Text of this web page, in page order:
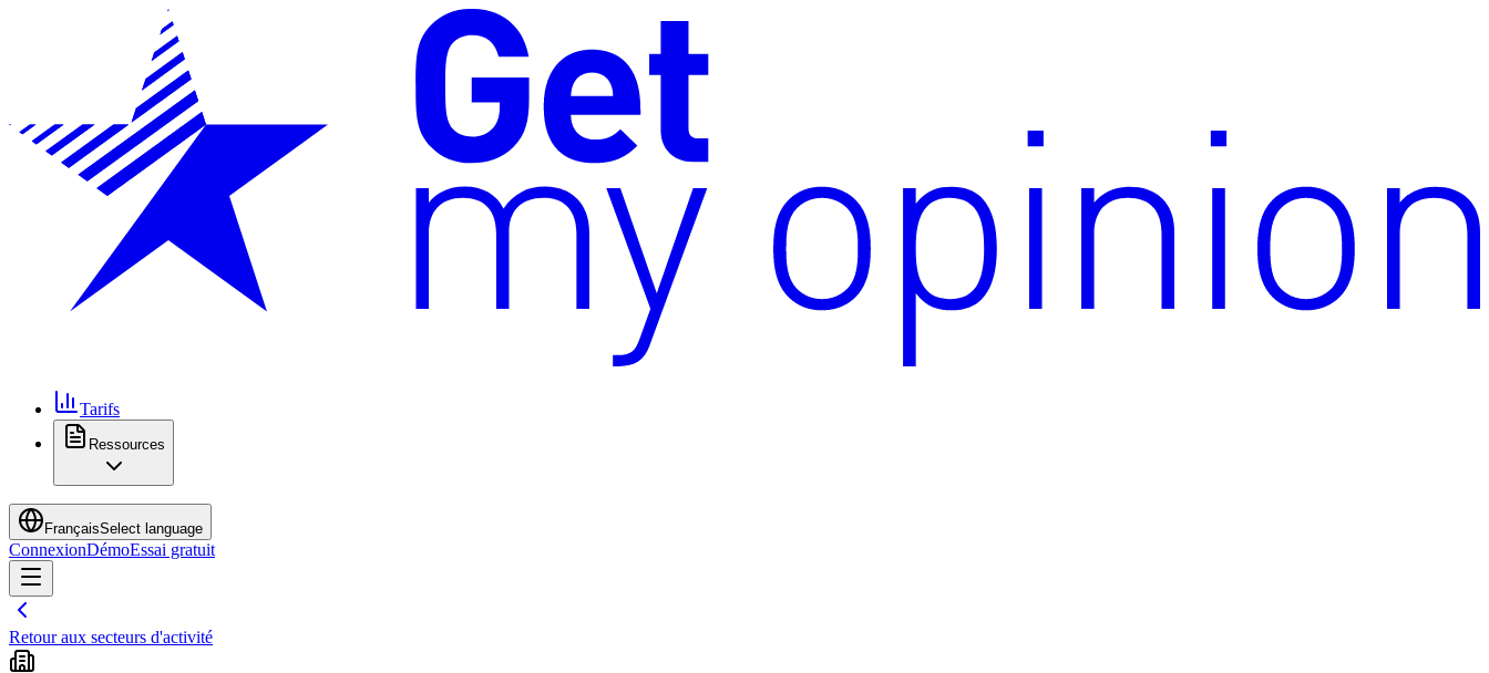
Tarifs
Ressources
FrançaisSelect language
ConnexionDémoEssai gratuit
Retour aux secteurs d'activité